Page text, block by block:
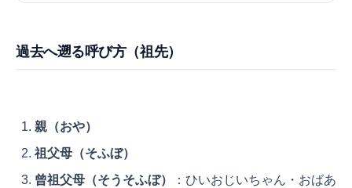
過去へ遡る呼び方（祖先）
親（おや）
祖父母（そふぼ）
曾祖父母（そうそふぼ）
：ひいおじいちゃん・おばあ